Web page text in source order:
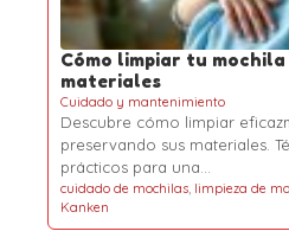
Cómo limpiar tu
materiales
Cuidado y mantenimiento
Descubre cómo limpiar
preservando sus materiales.
prácticos para una…
cuidado de mochilas, limpieza de
Kanken